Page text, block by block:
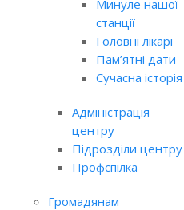
Минуле нашої
станції
Головні лікарі
Пам’ятні дати
Сучасна історія
Адміністрація
центру
Підрозділи центру
Профспілка
Громадянам